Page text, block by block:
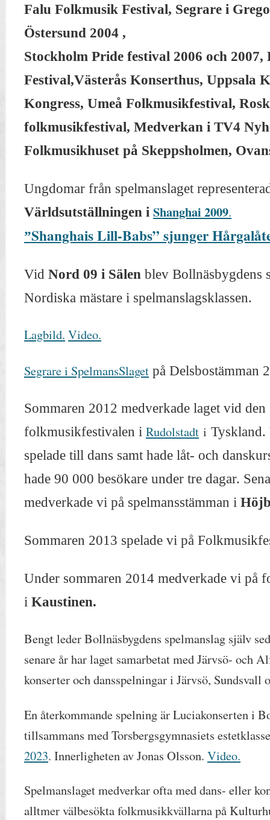
Falu Folkmusik Festival, Segrare i
Östersund 2004 ,
Stockholm Pride festival 2006 och 2007,
Festival,Västerås Konserthus, Uppsala
Kongress, Umeå Folkmusikfestival,
folkmusikfestival, Medverkan i TV4
Folkmusikhuset på Skeppsholmen,
Ungdomar från spelmanslaget
Världsutställningen i Shanghai 2009.
”Shanghais Lill-Babs” sjunger
Vid Nord 09 i Sälen blev Bollnäsbygdens
Nordiska mästare i spelmanslagsklassen.
Lagbild. Video.
Segrare i SpelmansSlaget på Delsbostämman
Sommaren 2012 medverkade lagetvid den
folkmusikfestivalen i Rudolstadt i Tyskland.
spelade till dans samt hade låt- och
hade 90 000 besökare under tre dagar.
medverkade vi på spelmansstämman i
Sommaren 2013 spelade vi på
Under sommaren 2014 medverkade vi på
i Kaustinen.
Bengt leder Bollnäsbygdens spelmanslag själv
senare år har laget samarbetat med Järvsö- och
konserter och dansspelningar i Järvsö, Sundsvall
En återkommande spelning är Luciakonserten i
tillsammans med Torsbergsgymnasiets
2023. Innerligheten av Jonas Olsson. Video.
Spelmanslaget medverkar ofta med dans- eller
alltmer välbesökta folkmusikkvällarna på